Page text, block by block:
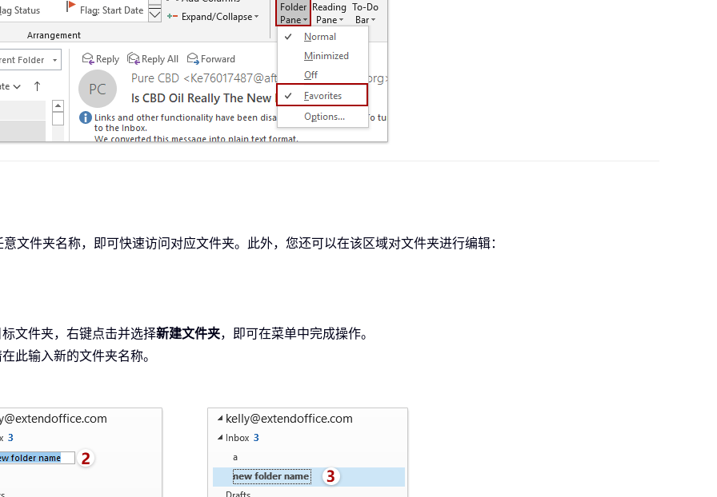
文件夹名称，即可快速访问对应文件夹。此外，您还可以在该区域对文件夹进行编辑：
文件夹，右键点击并选择新建文件夹，即可在菜单中完成操作。
此输入新的文件夹名称。